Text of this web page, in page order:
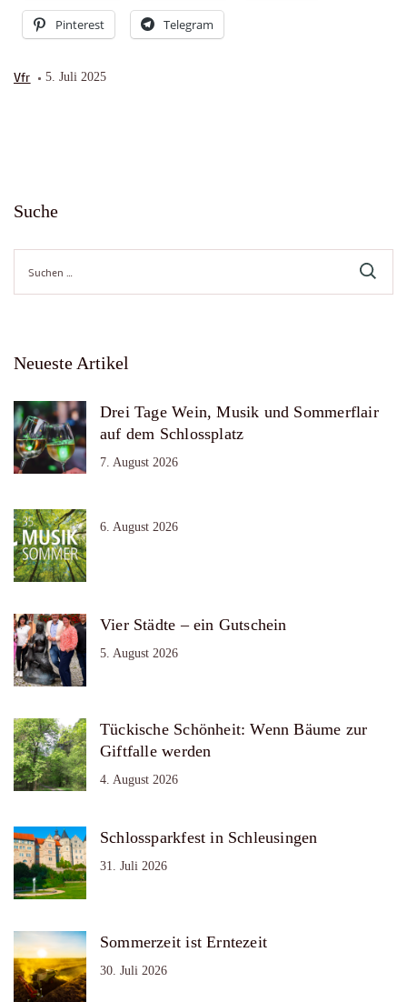
Pinterest Telegram
Vfr 5. Juli 2025
Suche
nach:
Neueste Artikel
Drei Tage Wein, Musik und Sommerflair
auf dem Schlossplatz
7. August 2026
6. August 2026
Vier Städte – ein Gutschein
5. August 2026
Tückische Schönheit: Wenn Bäume zur
Giftfalle werden
4. August 2026
Schlossparkfest in Schleusingen
31. Juli 2026
Sommerzeit ist Erntezeit
30. Juli 2026